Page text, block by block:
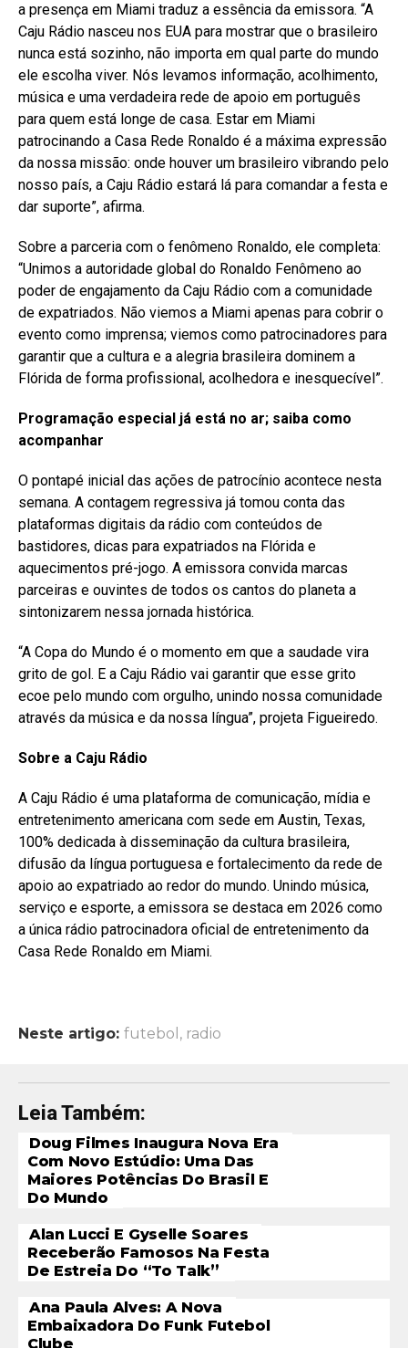
a presença em Miami traduz a essência da emissora. “A
Caju Rádio nasceu nos EUA para mostrar que o brasileiro
nunca está sozinho, não importa em qual parte do mundo
ele escolha viver. Nós levamos informação, acolhimento,
música e uma verdadeira rede de apoio em português
para quem está longe de casa. Estar em Miami
patrocinando a Casa Rede Ronaldo é a máxima expressão
da nossa missão: onde houver um brasileiro vibrando pelo
nosso país, a Caju Rádio estará lá para comandar a festa e
dar suporte”, afirma.
Sobre a parceria com o fenômeno Ronaldo, ele completa:
“Unimos a autoridade global do Ronaldo Fenômeno ao
poder de engajamento da Caju Rádio com a comunidade
de expatriados. Não viemos a Miami apenas para cobrir o
evento como imprensa; viemos como patrocinadores para
garantir que a cultura e a alegria brasileira dominem a
Flórida de forma profissional, acolhedora e inesquecível”.
Programação especial já está no ar; saiba como
acompanhar
O pontapé inicial das ações de patrocínio acontece nesta
semana. A contagem regressiva já tomou conta das
plataformas digitais da rádio com conteúdos de
bastidores, dicas para expatriados na Flórida e
aquecimentos pré-jogo. A emissora convida marcas
parceiras e ouvintes de todos os cantos do planeta a
sintonizarem nessa jornada histórica.
“A Copa do Mundo é o momento em que a saudade vira
grito de gol. E a Caju Rádio vai garantir que esse grito
ecoe pelo mundo com orgulho, unindo nossa comunidade
através da música e da nossa língua”, projeta Figueiredo.
Sobre a Caju Rádio
A Caju Rádio é uma plataforma de comunicação, mídia e
entretenimento americana com sede em Austin, Texas,
100% dedicada à disseminação da cultura brasileira,
difusão da língua portuguesa e fortalecimento da rede de
apoio ao expatriado ao redor do mundo. Unindo música,
serviço e esporte, a emissora se destaca em 2026 como
a única rádio patrocinadora oficial de entretenimento da
Casa Rede Ronaldo em Miami.
Neste artigo: futebol , radio
Leia Também:
Doug Filmes Inaugura Nova Era
Com Novo Estúdio: Uma Das
Maiores Potências Do Brasil E
Do Mundo
Alan Lucci E Gyselle Soares
Receberão Famosos Na Festa
De Estreia Do “To Talk”
Ana Paula Alves: A Nova
Embaixadora Do Funk Futebol
Clube